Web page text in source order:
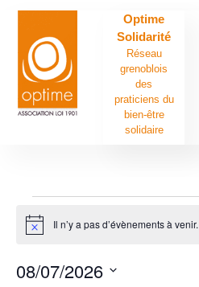
Optime
Solidarité
Réseau
grenoblois
des
praticiens du
bien-être
solidaire
Notice Il n’y a pas d’évènements à venir.
08/07/2026